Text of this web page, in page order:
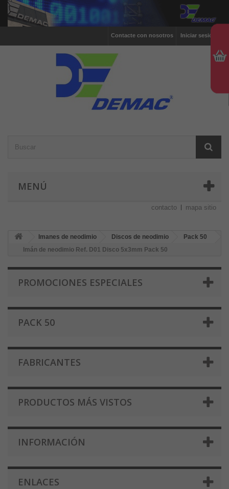
Iniciar sesión
Contacte con nosotros
MENÚ
contacto mapa sitio
Imanes de neodimio Discos de neodimio
Pack 50
Imán de neodimio Ref. D01 Disco 5x3mm Pack 50
PROMOCIONES ESPECIALES
PACK 50
FABRICANTES
PRODUCTOS MÁS VISTOS
INFORMACIÓN
ENLACES